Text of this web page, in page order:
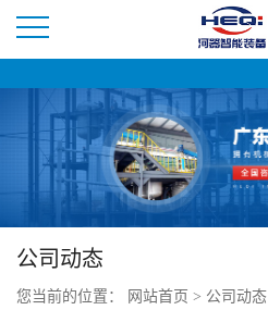
司
首
页
公
公司动态
您当前的位置： 网站首页 > 公司动态